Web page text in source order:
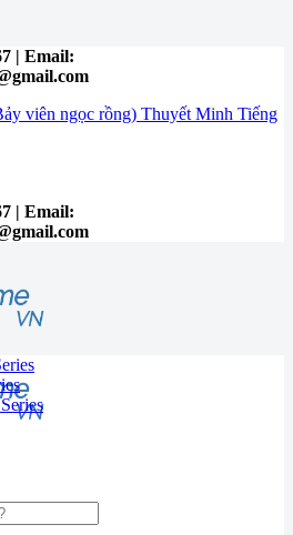
| Email:
viên ngọc rồng) Thuyết Minh Tiếng
| Email: